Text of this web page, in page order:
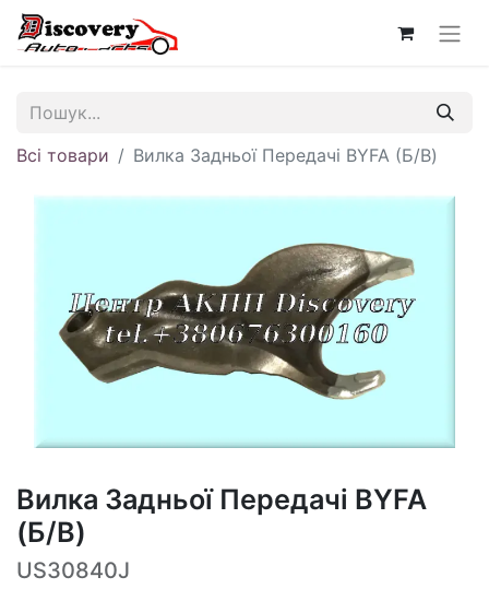
Всі товари Вилка Задньої Передачі BYFA (Б/В)
Вилка Задньої Передачі BYFA
(Б/В)
US30840J